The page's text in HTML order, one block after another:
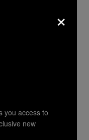
FOR VEVO)
Ago, Jay-Z
One of
Albums
×
you access to
new